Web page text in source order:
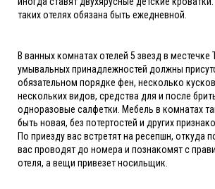
таких отелях обязана быть ежедневной.
В ванных комнатах отелей 5 звезд в местечке
умывальных принадлежностей должны
обязательном порядке фен, несколько
нескольких видов, средства для и после
одноразовые салфетки. Мебель в комнатах
быть новая, без потертостей и других
По приезду вас встретят на ресепшн, откуда
вас проводят до номера и познакомят с
отеля, а вещи привезет носильщик.